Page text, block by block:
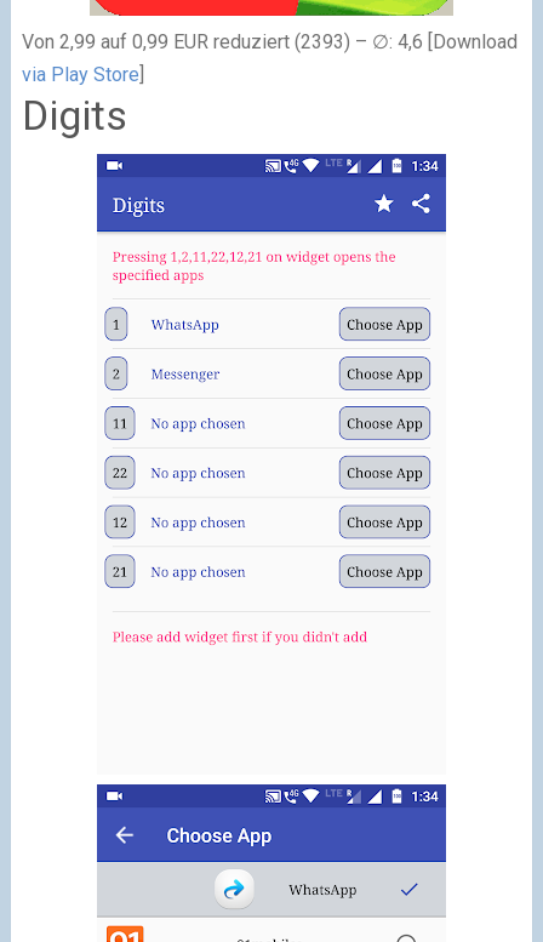
Von 2,99 auf 0,99 EUR reduziert (2393) – ∅: 4,6 [Download
via Play Store]
Digits